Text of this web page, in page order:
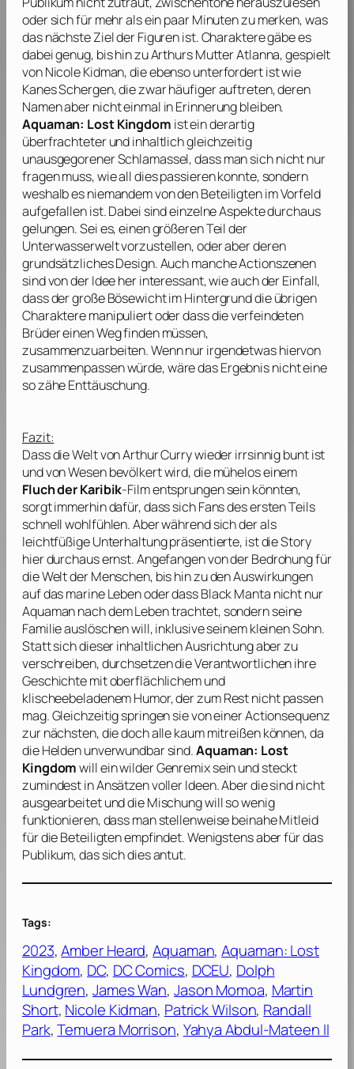
oder sich für mehr als ein paar Minuten zu merken, was
das nächste Ziel der Figuren ist. Charaktere gäbe es
dabei genug, bis hin zu Arthurs Mutter Atlanna, gespielt
vonNicole Kidman, die ebenso unterfordert ist wie
Kanes Schergen, die zwar häufiger auftreten, deren
Namen aber nicht einmal in Erinnerung bleiben.
Aquaman: Lost Kingdom ist ein derartig
überfrachteter und inhaltlich gleichzeitig
unausgegorener Schlamassel, dass man sich nicht nur
fragen muss, wie all dies passieren konnte, sondern
weshalb es niemandem von den Beteiligten im Vorfeld
aufgefallen ist. Dabei sind einzelne Aspekte durchaus
gelungen. Sei es, einen größeren Teil der
Unterwasserwelt vorzustellen, oder aber deren
grundsätzliches Design. Auch manche Actionszenen
sind von der Idee her interessant, wie auch der Einfall,
dass der große Bösewicht im Hintergrund die übrigen
Charaktere manipuliert oder dass die verfeindeten
Brüder einen Weg finden müssen,
zusammenzuarbeiten. Wenn nur irgendetwas hiervon
zusammenpassen würde, wäre das Ergebnis nicht eine
so zähe Enttäuschung.
Fazit:
Dass die Welt von Arthur Curry wieder irrsinnig bunt ist
und von Wesen bevölkert wird, die mühelos einem
Fluch der Karibik-Film entsprungen sein könnten,
sorgt immerhin dafür, dass sich Fans des ersten Teils
schnell wohlfühlen. Aber während sich der als
leichtfüßige Unterhaltung präsentierte, ist die Story
hier durchaus ernst. Angefangen von der Bedrohung für
die Welt der Menschen, bis hin zu den Auswirkungen
auf das marine Leben oder dass Black Manta nicht nur
Aquaman nach dem Leben trachtet, sondern seine
Familie auslöschen will, inklusive seinem kleinen Sohn.
Statt sich dieser inhaltlichen Ausrichtung aber zu
verschreiben, durchsetzen die Verantwortlichen ihre
Geschichte mit oberflächlichem und
klischeebeladenem Humor, der zum Rest nicht passen
mag. Gleichzeitig springen sie von einer Actionsequenz
zur nächsten, die doch alle kaum mitreißen können, da
die Helden unverwundbar sind.Aquaman: Lost
Kingdomwill ein wilder Genremix sein und steckt
zumindest in Ansätzen voller Ideen. Aber die sind nicht
ausgearbeitet und die Mischung will so wenig
funktionieren, dass man stellenweise beinahe Mitleid
für die Beteiligten empfindet. Wenigstens aber für das
Publikum, das sich dies antut.
Tags:
2023, Amber Heard, Aquaman, Aquaman: Lost
Kingdom, DC, DC Comics, DCEU, Dolph
Lundgren, James Wan, Jason Momoa, Martin
Short, Nicole Kidman, Patrick Wilson, Randall
Park, Temuera Morrison, Yahya Abdul-Mateen II